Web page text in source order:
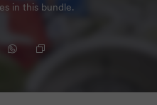
in this bundle.